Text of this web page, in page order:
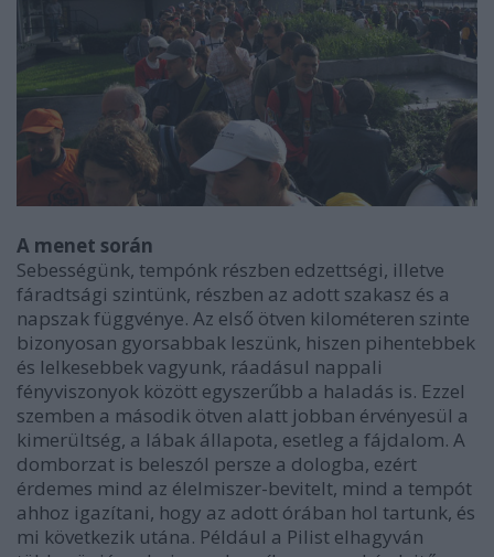
A menet során
Sebességünk, tempónk részben edzettségi, illetve
fáradtsági szintünk, részben az adott szakasz és a
napszak függvénye. Az első ötven kilométeren szinte
bizonyosan gyorsabbak leszünk, hiszen pihentebbek
és lelkesebbek vagyunk, ráadásul nappali
fényviszonyok között egyszerűbb a haladás is. Ezzel
szemben a második ötven alatt jobban érvényesül a
kimerültség, a lábak állapota, esetleg a fájdalom. A
domborzat is beleszól persze a dologba, ezért
érdemes mind az élelmiszer-bevitelt, mind a tempót
ahhoz igazítani, hogy az adott órában hol tartunk, és
mi következik utána. Például a Pilist elhagyván